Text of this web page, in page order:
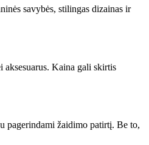
savybės, stilingas dizainas ir
Kaina gali skirtis
pagerindami žaidimo patirtį. Be to,